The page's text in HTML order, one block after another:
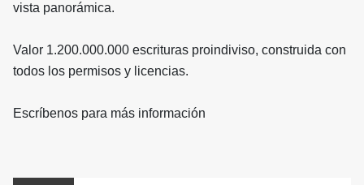
vista panorámica.
Valor 1.200.000.000 escrituras proindiviso, construida con
todos los permisos y licencias.
Escríbenos para más información